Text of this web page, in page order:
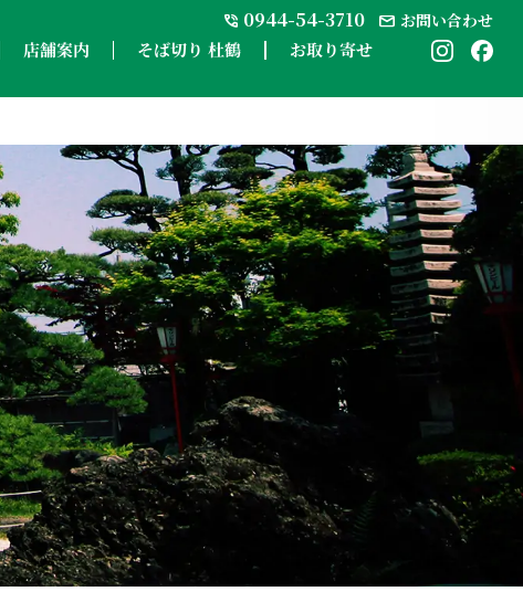
phone_in_talk 0944-54-3710 mail お問い合わせ
店舗案内 そば切り 杜鶴 お取り寄せ